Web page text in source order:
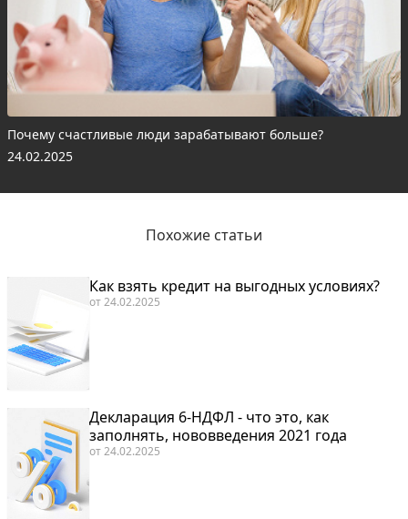
Почему счастливые люди зарабатывают больше?
24.02.2025
Похожие статьи
Как взять кредит на выгодных условиях?
от24.02.2025
Декларация 6-НДФЛ - что это, как
заполнять, нововведения 2021 года
от24.02.2025